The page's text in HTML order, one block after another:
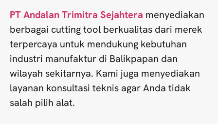
PT Andalan Trimitra Sejahtera menyediakan
berbagai cutting tool berkualitas dari merek
terpercaya untuk mendukung kebutuhan
industri manufaktur di Balikpapan dan
wilayah sekitarnya. Kami juga menyediakan
layanan konsultasi teknis agar Anda tidak
salah pilih alat.